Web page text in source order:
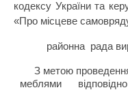
кодексу України та
«Про місцеве
районна рада
З метою
меблями